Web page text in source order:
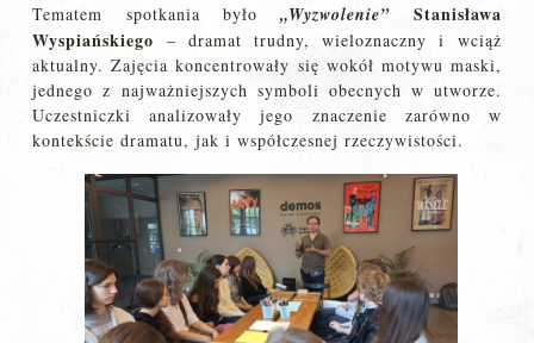
Tematem spotkania było„Wyzwolenie” Stanisława
Wyspiańskiego – dramat trudny, wieloznaczny i wciąż
aktualny. Zajęcia koncentrowały się wokół motywu maski,
jednego z najważniejszych symboli obecnych w utworze.
Uczestniczki analizowały jego znaczenie zarówno w
kontekście dramatu, jak i współczesnej rzeczywistości.